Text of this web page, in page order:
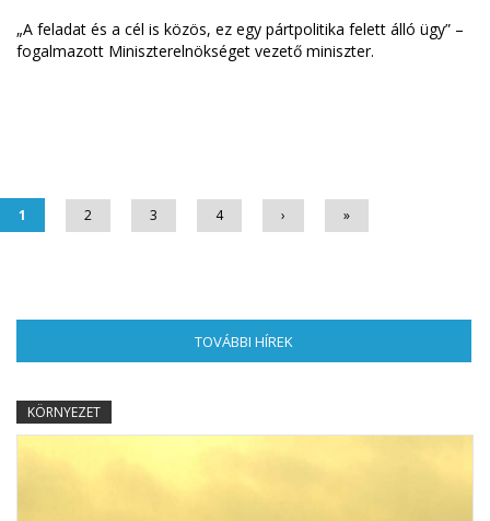
„A feladat és a cél is közös, ez egy pártpolitika felett álló ügy” –
fogalmazott Miniszterelnökséget vezető miniszter.
1 2 3 4 › »
TOVÁBBI HÍREK
KÖRNYEZET